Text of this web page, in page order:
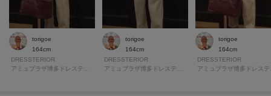
torigoe
164cm
DRESSTERIOR
torigoe
164cm
DRESSTERIOR
torigoe
164cm
DRESSTERIOR